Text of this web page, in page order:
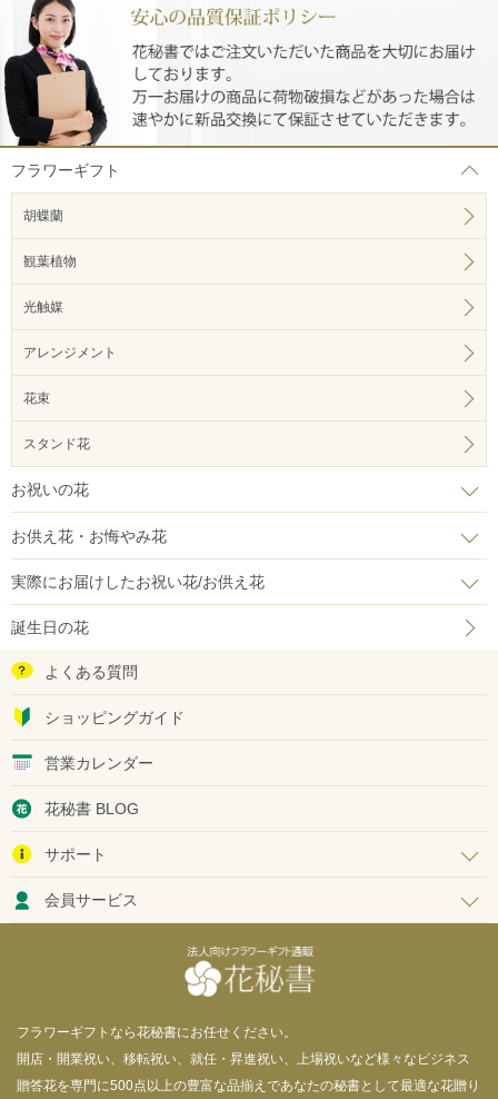
フラワーギフト
胡蝶蘭
観葉植物
光触媒
アレンジメント
花束
スタンド花
お祝いの花
お供え花・お悔やみ花
実際にお届けしたお祝い花/お供え花
誕生日の花
よくある質問
ショッピングガイド
営業カレンダー
花秘書 BLOG
サポート
会員サービス
フラワーギフトなら花秘書にお任せください。
開店・開業祝い、移転祝い、就任・昇進祝い、上場祝いなど様々なビジネス
贈答花を専門に500点以上の豊富な品揃えであなたの秘書として最適な花贈り